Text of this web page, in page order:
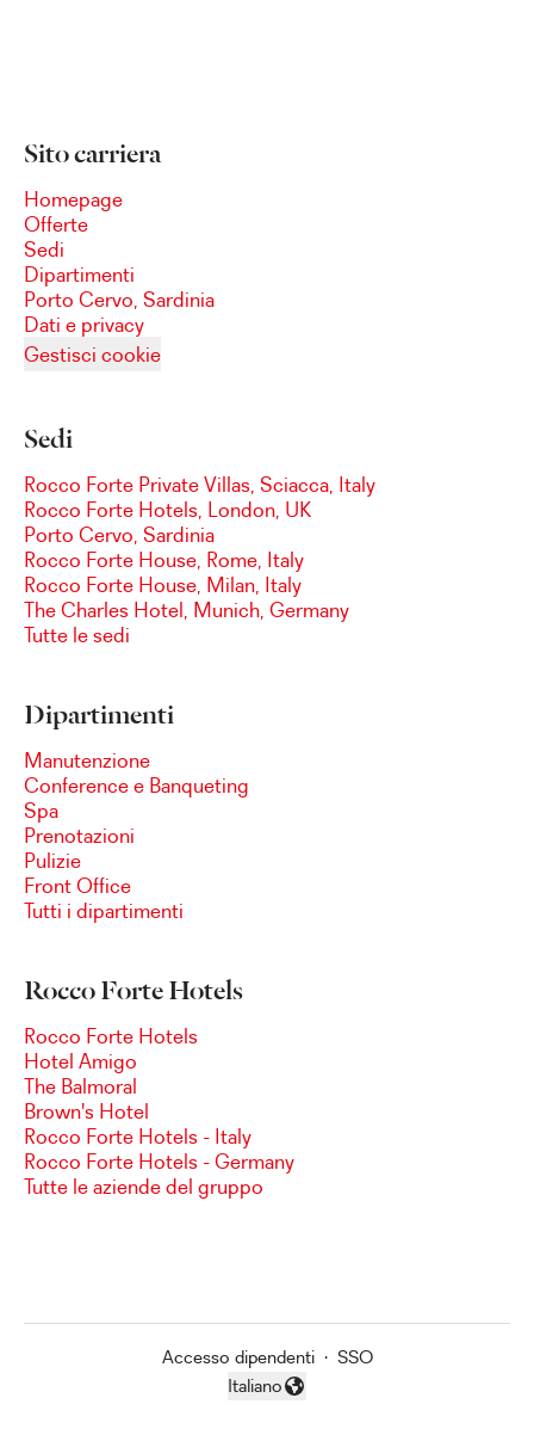
Sito carriera
Homepage
Offerte
Sedi
Dipartimenti
Porto Cervo, Sardinia
Dati e privacy
Gestisci cookie
Sedi
Rocco Forte Private Villas, Sciacca, Italy
Rocco Forte Hotels, London, UK
Porto Cervo, Sardinia
Rocco Forte House, Rome, Italy
Rocco Forte House, Milan, Italy
The Charles Hotel, Munich, Germany
Tutte le sedi
Dipartimenti
Manutenzione
Conference e Banqueting
Spa
Prenotazioni
Pulizie
Front Office
Tutti i dipartimenti
Rocco Forte Hotels
Rocco Forte Hotels
Hotel Amigo
The Balmoral
Brown's Hotel
Rocco Forte Hotels - Italy
Rocco Forte Hotels - Germany
Tutte le aziende del gruppo
Accesso dipendenti · SSO
Cambia lingua
Italiano